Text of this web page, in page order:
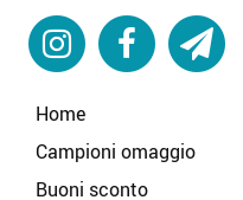
Home
Campioni omaggio
Buoni sconto